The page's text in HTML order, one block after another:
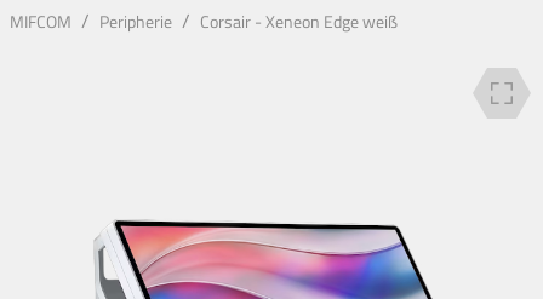
MIFCOM / Peripherie / Corsair - Xeneon Edge weiß